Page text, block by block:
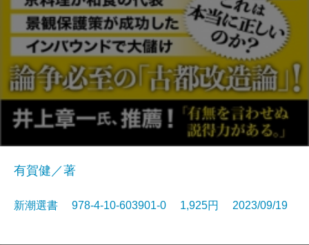
有賀健／著
新潮選書 978-4-10-603901-0 1,925円 2023/09/19